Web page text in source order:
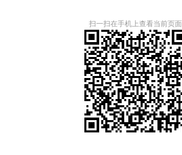
扫一扫在手机上查看当前页面